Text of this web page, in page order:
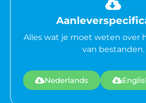
Alles wat je moet weten over
van bestanden.
Nederlands